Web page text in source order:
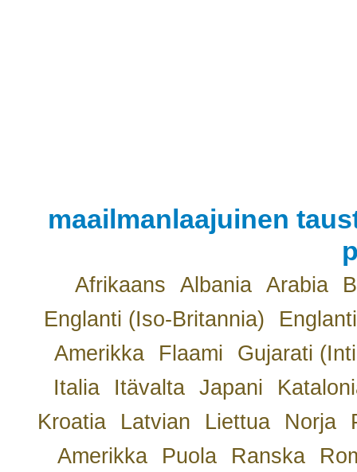
maailmanlaajuinen
Afrikaans Albania Arabia
Englanti (Iso-Britannia)
Amerikka
Flaami
Gujarati
Italia
Itävalta Japani
Kroatia
Latvian Liettua Norja
Amerikka
Puola Ranska